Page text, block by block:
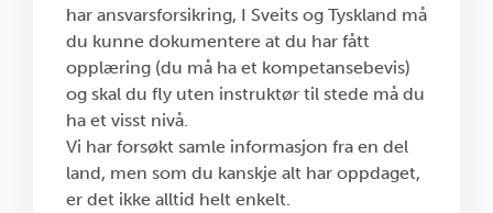
har ansvarsforsikring, I Sveits og Tyskland må
du kunne dokumentere at du har fått
opplæring (du må ha et kompetansebevis)
og skal du fly uten instruktør til stede må du
ha et visst nivå.
Vi har forsøkt samle informasjon fra en del
land, men som du kanskje alt har oppdaget,
er det ikke alltid helt enkelt.